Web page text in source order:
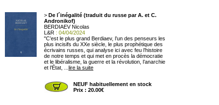
> De l´inégalité (traduit du russe par A. et C.
Andronikof)
BERDIAEV Nicolas
L&R : 04/04/2024
"C’est le plus grand Berdiaev, l’un des penseurs les
plus incisifs du XXe siècle, le plus prophétique des
écrivains russes, qui analyse ici avec feu l’histoire
de notre temps et qui met en procès la démocratie
et le libéralisme, la guerre et la révolution, l’anarchie
et l’État, ... lire la suite
NEUF habituellement en stock
Prix : 20.00€